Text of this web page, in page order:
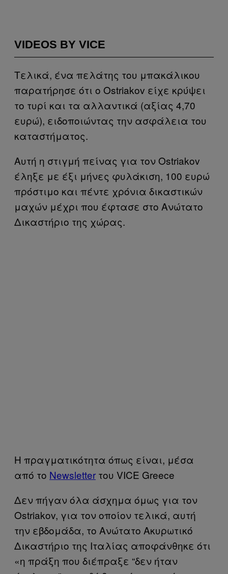
VIDEOS BY VICE
Τελικά, ένα πελάτης του μπακάλικου
παρατήρησε ότι ο Ostriakov είχε κρύψει
το τυρί και τα αλλαντικά (αξίας 4,70
ευρώ), ειδοποιώντας την ασφάλεια του
καταστήματος.
Αυτή η στιγμή πείνας για τον Ostriakov
έληξε με έξι μήνες φυλάκιση, 100 ευρώ
πρόστιμο και πέντε χρόνια δικαστικών
μαχών μέχρι που έφτασε στο Ανώτατο
Δικαστήριο της χώρας.
Η πραγματικότητα όπως είναι, μέσα
από το Newsletter του VICE Greece
Δεν πήγαν όλα άσχημα όμως για τον
Ostriakov, για τον οποίον τελικά, αυτή
την εβδομάδα, το Ανώτατο Ακυρωτικό
Δικαστήριο της Ιταλίας αποφάνθηκε ότι
«η πράξη που διέπραξε “δεν ήταν